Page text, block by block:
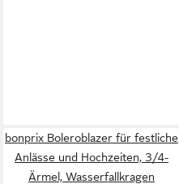
bonprix Boleroblazer für festliche
Anlässe und Hochzeiten, 3/4-
Ärmel, Wasserfallkragen